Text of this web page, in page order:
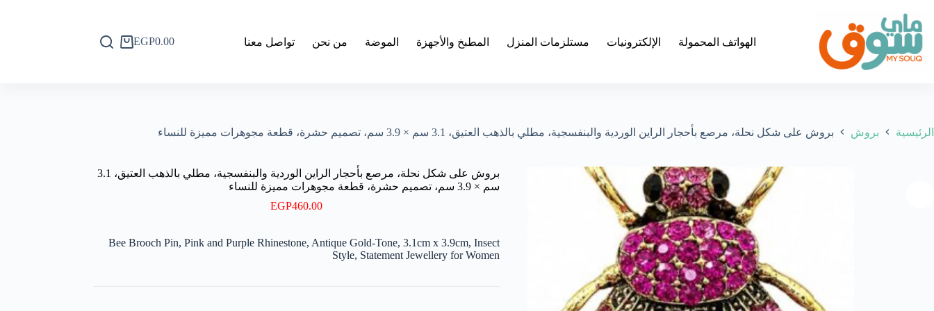
إلى
المحتوى
الهواتف المحمولة الإلكترونيات مستلزمات المنزل المطبخ والأجهزة الموضة من نحن تواصل معنا
عربةEGP0.00
الرئيسية بروش بروش على شكل نحلة، مرصع بأحجار الراين الوردية والبنفسجية، مطلي بالذهب العتيق، 3.1 سم × 3.9 سم، تصميم حشرة، قطعة مجوهرات مميزة للنساء
بروش على شكل نحلة، مرصع بأحجار الراين الوردية والبنفسجية، مطلي بالذهب العتيق، 3.1
سم × 3.9 سم، تصميم حشرة، قطعة مجوهرات مميزة للنساء
EGP460.00
Bee Brooch Pin, Pink and Purple Rhinestone, Antique Gold-Tone, 3.1cm x 3.9cm, Insect
Style, Statement Jewellery for Women